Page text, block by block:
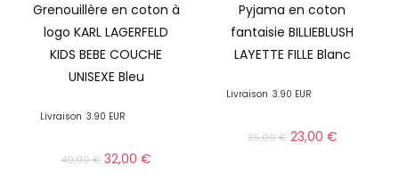
Grenouillère en coton à
logo KARL LAGERFELD
KIDS BEBE COUCHE
UNISEXE Bleu
Livraison 3.90 EUR
49,00€ 32,00€
Pyjama en coton
fantaisie BILLIEBLUSH
LAYETTE FILLE Blanc
Livraison 3.90 EUR
35,00€ 23,00 €